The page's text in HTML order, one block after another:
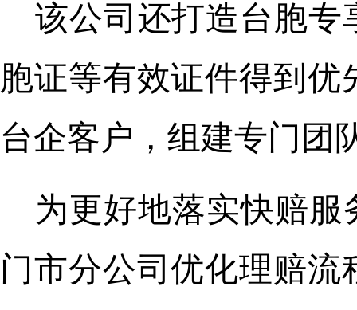
该公司还打造台胞专
胞证等有效证件得到
台企客户，组建专门团
为更好地落实快赔服
门市分公司优化理赔